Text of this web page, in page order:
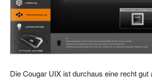
Die Cougar UIX ist durchaus eine recht gut